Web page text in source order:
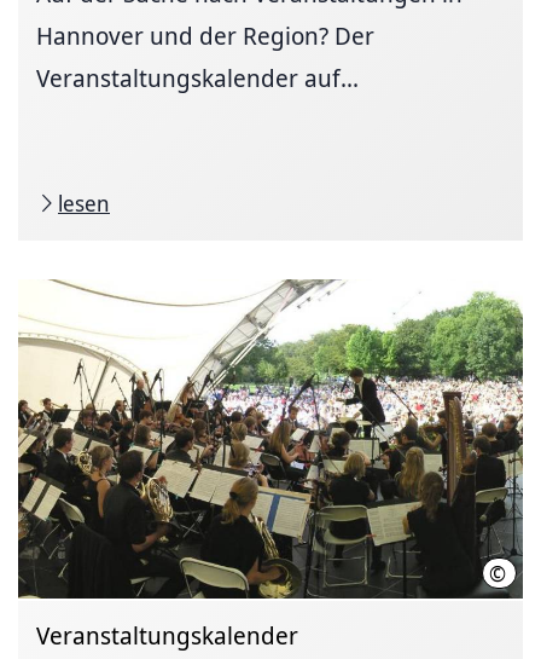
Hannover und der Region? Der
Veranstaltungskalender auf...
lesen
©
Veranstaltungskalender